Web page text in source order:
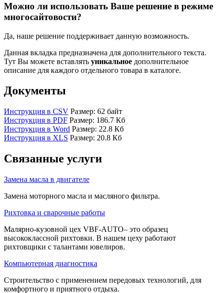
Можно ли использовать Ваше решение в режиме
многосайтовости?
Да, наше решение поддерживает данную возможность.
Данная вкладка предназначена для дополнительного текста.
Тут Вы можете вставлять уникальное дополнительное
описание для каждого отдельного товара в каталоге.
Документы
Инструкция в CSV Размер: 62 байт
Инструкция в PDF Размер: 186.7 Кб
Инструкция в Word Размер: 22.8 Кб
Инструкция в XLS Размер: 20.8 Кб
Связанные услуги
Замена масла в двигателе
Замена моторного масла и масляного фильтра.
Рихтовка и сварочные работы
Малярно-кузовной цех VBF-AUTO– это образец
высококлассной рихтовки. В нашем цеху работают
рихтовщики с талантами ювелиров.
Компьютерная диагностика
Строительство с применением передовых технологий, для
комфортного и приятного отдыха.